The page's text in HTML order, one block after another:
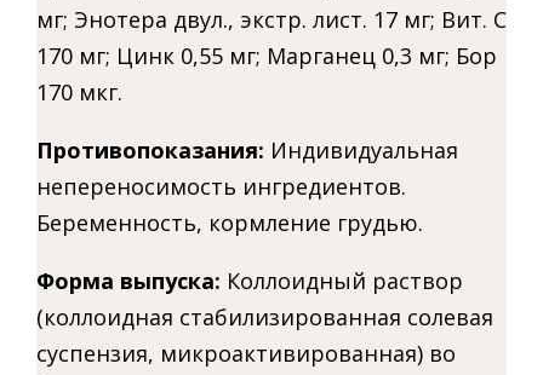
мг; Энотера двул., экстр. лист. 17 мг; Вит. С
170 мг; Цинк 0,55 мг; Марганец 0,3 мг; Бор
170 мкг.
Противопоказания: Индивидуальная
непереносимость ингредиентов.
Беременность, кормление грудью.
Форма выпуска: Коллоидный раствор
(коллоидная стабилизированная солевая
суспензия, микроактивированная) во